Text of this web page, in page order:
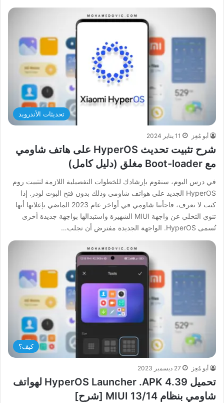
تحديثات الأندرويد
أبو مُعِز 11 يناير 2024
شرح تثبيت تحديث HyperOS على هاتف شاومي
مع Boot-loader مغلق (دليل كامل)
في درس اليوم، سنقوم بإرشادك للخطوات التفصيلية اللازمة لتثبيت روم
HyperOS الجديد على هواتف شاومي وذلك بدون فتح البوت لودر. إذا
كنت لا تعرف، فاجأتنا شاومي في أواخر عام 2023 الماضي بإعلانها أنها
تنوي التخلي عن واجهة MIUI الشهيرة واستبدالها بواجهة جديدة أخرى
تُسمى HyperOS. الواجهة الجديدة مفترض أن تجلب…
كيف؟
أبو مُعِز 27 ديسمبر 2023
تحميل HyperOS Launcher .APK 4.39 لهواتف
شاومي بنظام MIUI 13/14 [شرح]